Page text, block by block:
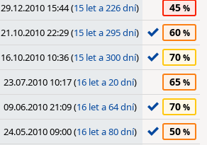
29.12.2010 15:44 (15 let a 226 dní) 45
21.10.2010 22:29 (15 let a 295 dní) 60
16.10.2010 10:36 (15 let a 300 dní) 70
23.07.2010 10:17 (16 let a 20 dní) 65
09.06.2010 21:09 (16 let a 64 dní) 70
24.05.2010 09:00 (16 let a 80 dní) 50